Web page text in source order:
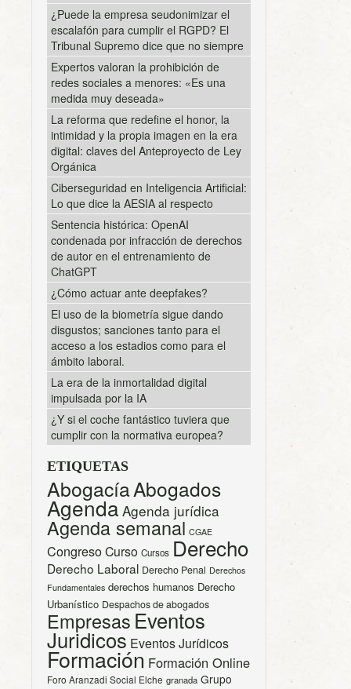
¿Puede la empresa seudonimizar el
escalafón para cumplir el RGPD? El
Tribunal Supremo dice que no siempre
Expertos valoran la prohibición de
redes sociales a menores: «Es una
medida muy deseada»
La reforma que redefine el honor, la
intimidad y la propia imagen en la era
digital: claves del Anteproyecto de Ley
Orgánica
Ciberseguridad en Inteligencia Artificial:
Lo que dice la AESIA al respecto
Sentencia histórica: OpenAI
condenada por infracción de derechos
de autor en el entrenamiento de
ChatGPT
¿Cómo actuar ante deepfakes?
El uso de la biometría sigue dando
disgustos; sanciones tanto para el
acceso a los estadios como para el
ámbito laboral.
La era de la inmortalidad digital
impulsada por la IA
¿Y si el coche fantástico tuviera que
cumplir con la normativa europea?
ETIQUETAS
AbogacíaAbogados
Agenda Agenda jurídica
Agenda semanal CGAE
CongresoCurso Cursos Derecho
Derecho Laboral Derecho Penal Derechos
Fundamentales derechos humanos Derecho
Urbanístico Despachos de abogados
Empresas Eventos
Juridicos Eventos Jurídicos
Formación Formación Online
Foro Aranzadi Social Elche granada Grupo